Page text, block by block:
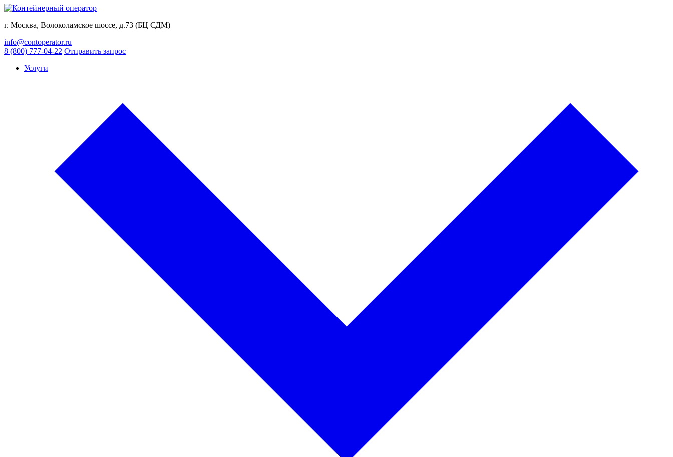
г. Москва, Волоколамское шоссе, д.73 (БЦ СДМ)
info@contoperator.ru
8 (800) 777-04-22 Отправить запрос
Услуги